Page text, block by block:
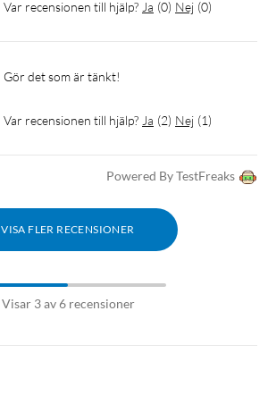
Var recensionen till hjälp? Ja (0) Nej (0)
Var recensionen till hjälp? Ja (2) Nej (1)
Powered By TestFreaks
VISA FLER RECENSIONER
Visar 3 av 6 recensioner